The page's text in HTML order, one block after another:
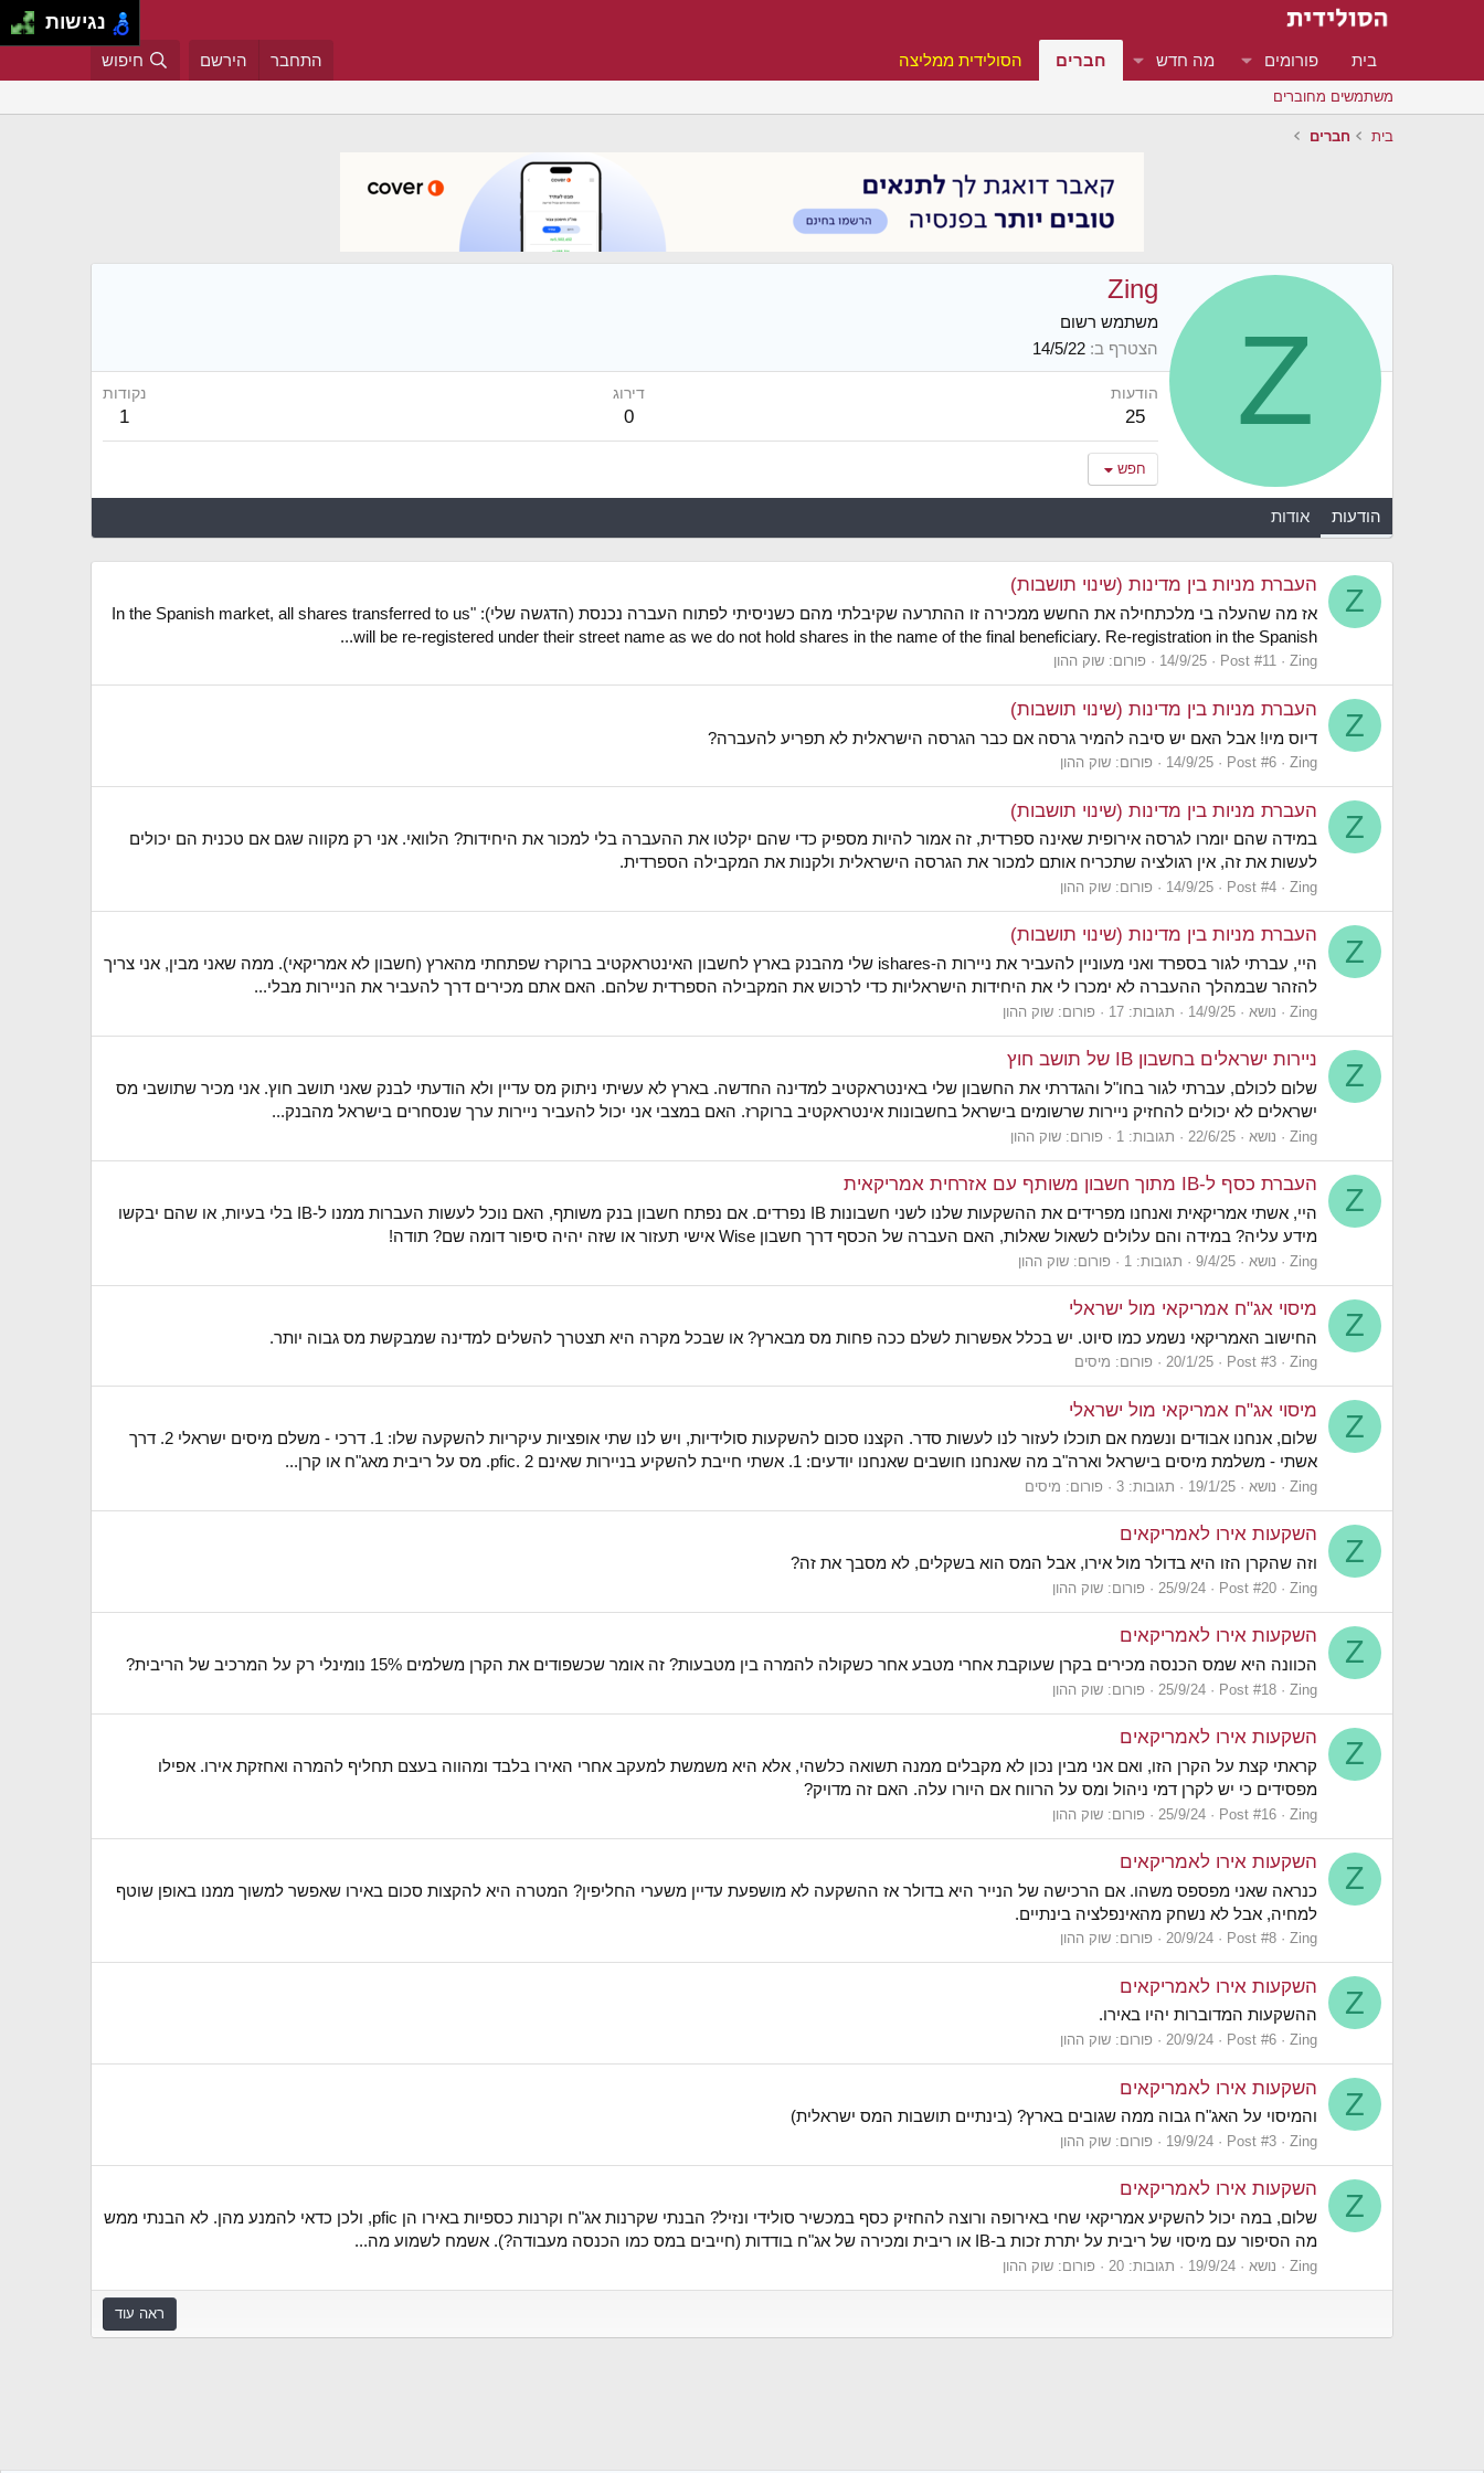
בית פורומים מה חדש חברים הסולידית ממליצה התחבר הירשם חיפוש
משתמשים מחוברים
בית חברים
Z
Zing
משתמש רשום
הצטרף ב 14/5/22
הודעות
25
דירוג
0
נקודות
1
חפש
הודעות אודות
Z העברת מניות בין מדינות (שינוי תושבות)
אז מה שהעלה בי מלכתחילה את החשש ממכירה זו ההתרעה שקיבלתי מהם כשניסיתי לפתוח העברה נכנסת (הדגשה שלי): "In the Spanish market, all shares transferred to us
will be re-registered under their street name as we do not hold shares in the name of the final beneficiary. Re-registration in the Spanish...
Zing
Post #11
14/9/25 פורום: שוק ההון
Z העברת מניות בין מדינות (שינוי תושבות)
דיוס מיו! אבל האם יש סיבה להמיר גרסה אם כבר הגרסה הישראלית לא תפריע להעברה?
Zing
Post #6
14/9/25 פורום: שוק ההון
Z העברת מניות בין מדינות (שינוי תושבות)
במידה שהם יומרו לגרסה אירופית שאינה ספרדית, זה אמור להיות מספיק כדי שהם יקלטו את ההעברה בלי למכור את היחידות? הלוואי. אני רק מקווה שגם אם טכנית הם יכולים
לעשות את זה, אין רגולציה שתכריח אותם למכור את הגרסה הישראלית ולקנות את המקבילה הספרדית.
Zing
Post #4
14/9/25 פורום: שוק ההון
Z העברת מניות בין מדינות (שינוי תושבות)
היי, עברתי לגור בספרד ואני מעוניין להעביר את ניירות ה-ishares שלי מהבנק בארץ לחשבון האינטראקטיב ברוקרז שפתחתי מהארץ (חשבון לא אמריקאי). ממה שאני מבין, אני צריך
להזהר שבמהלך ההעברה לא ימכרו לי את היחידות הישראליות כדי לרכוש את המקבילה הספרדית שלהם. האם אתם מכירים דרך להעביר את הניירות מבלי...
Zing נושא 14/9/25 תגובות: 17 פורום: שוק ההון
Z ניירות ישראלים בחשבון IB של תושב חוץ
שלום לכולם, עברתי לגור בחו"ל והגדרתי את החשבון שלי באינטראקטיב למדינה החדשה. בארץ לא עשיתי ניתוק מס עדיין ולא הודעתי לבנק שאני תושב חוץ. אני מכיר שתושבי מס
ישראלים לא יכולים להחזיק ניירות שרשומים בישראל בחשבונות אינטראקטיב ברוקרז. האם במצבי אני יכול להעביר ניירות ערך שנסחרים בישראל מהבנק...
Zing נושא 22/6/25 תגובות: 1 פורום: שוק ההון
Z העברת כסף ל-IB מתוך חשבון משותף עם אזרחית אמריקאית
היי, אשתי אמריקאית ואנחנו מפרידים את ההשקעות שלנו לשני חשבונות IB נפרדים. אם נפתח חשבון בנק משותף, האם נוכל לעשות העברות ממנו ל-IB בלי בעיות, או שהם יבקשו
מידע עליה? במידה והם עלולים לשאול שאלות, האם העברה של הכסף דרך חשבון Wise אישי תעזור או שזה יהיה סיפור דומה שם? תודה!
Zing נושא 9/4/25 תגובות: 1 פורום: שוק ההון
Z מיסוי אג"ח אמריקאי מול ישראלי
החישוב האמריקאי נשמע כמו סיוט. יש בכלל אפשרות לשלם ככה פחות מס מבארץ? או שבכל מקרה היא תצטרך להשלים למדינה שמבקשת מס גבוה יותר.
Zing
Post #3
20/1/25 פורום: מיסים
Z מיסוי אג"ח אמריקאי מול ישראלי
שלום, אנחנו אבודים ונשמח אם תוכלו לעזור לנו לעשות סדר. הקצנו סכום להשקעות סולידיות, ויש לנו שתי אופציות עיקריות להשקעה שלו: 1. דרכי - משלם מיסים ישראלי 2. דרך
אשתי - משלמת מיסים בישראל וארה"ב מה שאנחנו חושבים שאנחנו יודעים: 1. אשתי חייבת להשקיע בניירות שאינם pfic. 2. מס על ריבית מאג"ח או קרן...
Zing נושא 19/1/25 תגובות: 3 פורום: מיסים
Z השקעות אירו לאמריקאים
וזה שהקרן הזו היא בדולר מול אירו, אבל המס הוא בשקלים, לא מסבך את זה?
Zing
Post #20
25/9/24 פורום: שוק ההון
Z השקעות אירו לאמריקאים
הכוונה היא שמס הכנסה מכירים בקרן שעוקבת אחרי מטבע אחר כשקולה להמרה בין מטבעות? זה אומר שכשפודים את הקרן משלמים 15% נומינלי רק על המרכיב של הריבית?
Zing
Post #18
25/9/24 פורום: שוק ההון
Z השקעות אירו לאמריקאים
קראתי קצת על הקרן הזו, ואם אני מבין נכון לא מקבלים ממנה תשואה כלשהי, אלא היא משמשת למעקב אחרי האירו בלבד ומהווה בעצם תחליף להמרה ואחזקת אירו. אפילו
מפסידים כי יש לקרן דמי ניהול ומס על הרווח אם היורו עלה. האם זה מדויק?
Zing
Post #16
25/9/24 פורום: שוק ההון
Z השקעות אירו לאמריקאים
כנראה שאני מפספס משהו. אם הרכישה של הנייר היא בדולר אז ההשקעה לא מושפעת עדיין משערי החליפין? המטרה היא להקצות סכום באירו שאפשר למשוך ממנו באופן שוטף
למחיה, אבל לא נשחק מהאינפלציה בינתיים.
Zing
Post #8
20/9/24 פורום: שוק ההון
Z השקעות אירו לאמריקאים
ההשקעות המדוברות יהיו באירו.
Zing
Post #6
20/9/24 פורום: שוק ההון
Z השקעות אירו לאמריקאים
והמיסוי על האג"ח גבוה ממה שגובים בארץ? (בינתיים תושבות המס ישראלית)
Zing
Post #3
19/9/24 פורום: שוק ההון
Z השקעות אירו לאמריקאים
שלום, במה יכול להשקיע אמריקאי שחי באירופה ורוצה להחזיק כסף במכשיר סולידי ונזיל? הבנתי שקרנות אג"ח וקרנות כספיות באירו הן pfic, ולכן כדאי להמנע מהן. לא הבנתי ממש
מה הסיפור עם מיסוי של ריבית על יתרת זכות ב-IB או ריבית ומכירה של אג"ח בודדות (חייבים במס כמו הכנסה מעבודה?). אשמח לשמוע מה...
Zing נושא 19/9/24 תגובות: 20 פורום: שוק ההון
ראה עוד
נגישות